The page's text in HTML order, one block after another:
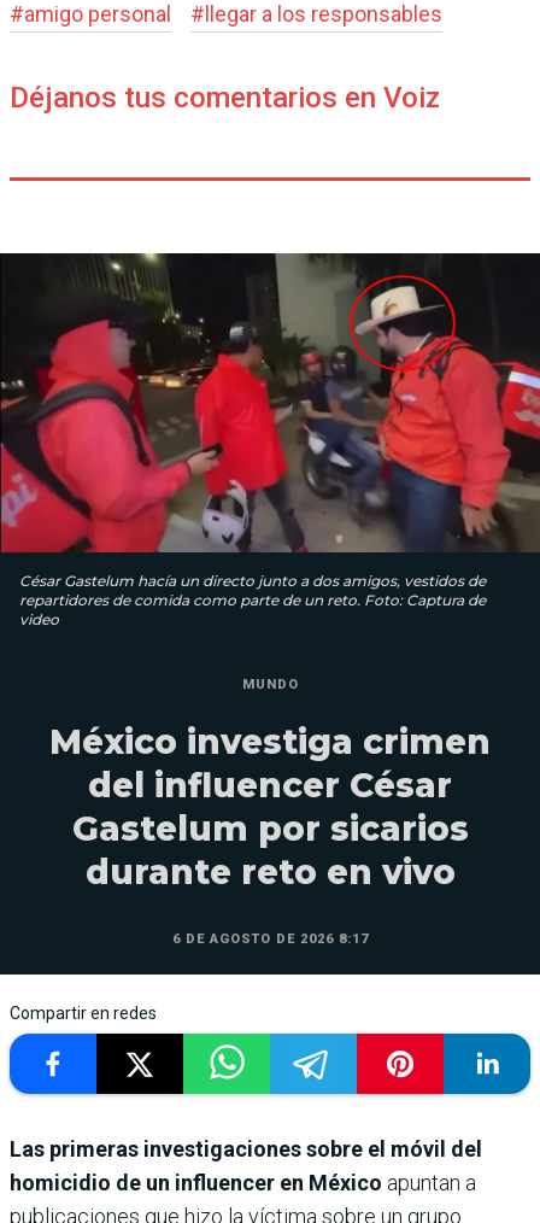
#amigo personal # llegar a los responsables
Déjanos tus comentarios en Voiz
César Gastelum hacía un directo junto a dos amigos, vestidos de
repartidores de comida como parte de un reto. Foto: Captura de
video
MUNDO
México investiga crimen
del influencer César
Gastelum por sicarios
durante reto en vivo
6 DE AGOSTO DE 2026 8:17
Compartir en redes
Las primeras investigaciones sobre el móvil del
homicidio de un influencer en México apuntan a
publicaciones que hizo la víctima sobre un grupo